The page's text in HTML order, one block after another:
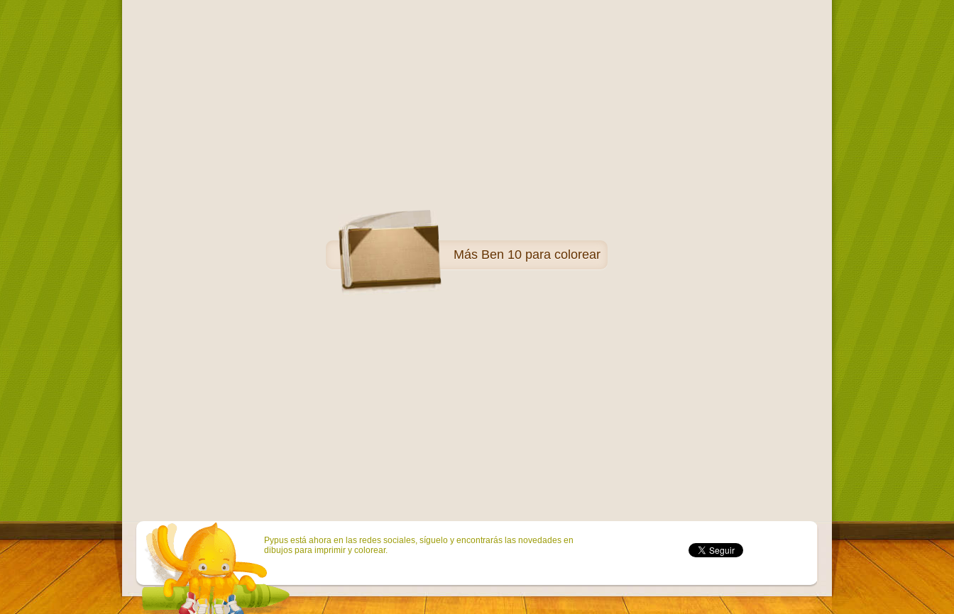
Más Ben 10 para colorear
Pypus está ahora en las redes sociales, síguelo y encontrarás las novedades en
dibujos para imprimir y colorear.